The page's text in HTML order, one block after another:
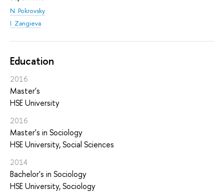
N. Pokrovsky
I. Zangieva
Education
2016
Master's
HSE University
2016
Master's in Sociology
HSE University, Social Sciences
2014
Bachelor's in Sociology
HSE University, Sociology